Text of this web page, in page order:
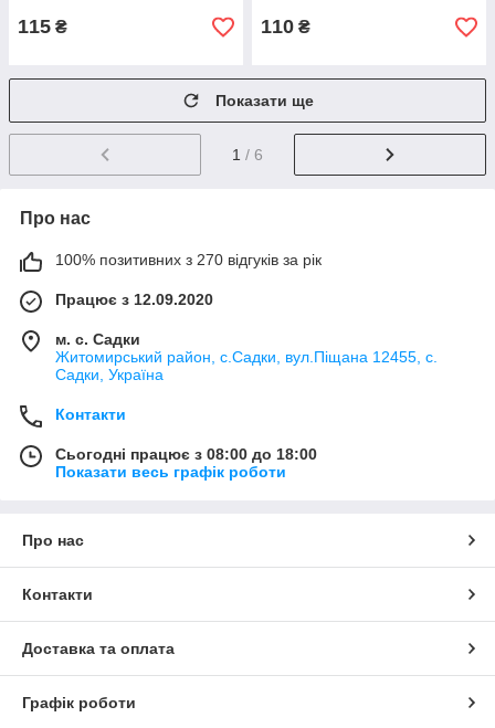
115 ₴ 110 ₴
Показати ще
1 / 6
Про нас
100% позитивних з 270 відгуків за рік
Працює з 12.09.2020
м. с. Садки
Житомирський район, с.Садки, вул.Піщана 12455, с.
Садки, Україна
Контакти
Сьогодні працює з 08:00 до 18:00
Показати весь графік роботи
Про нас
Контакти
Доставка та оплата
Графік роботи